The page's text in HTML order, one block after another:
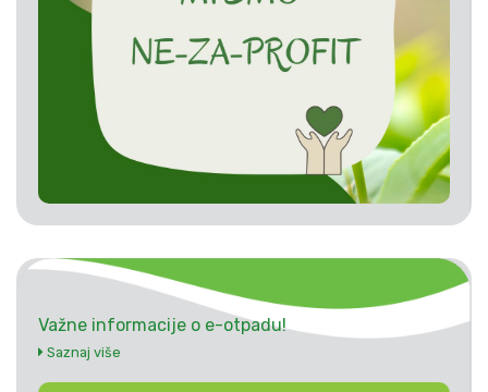
Važne informacije o e-otpadu!
Saznaj više